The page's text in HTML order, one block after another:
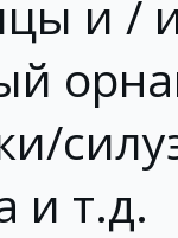
и /
и т.д.